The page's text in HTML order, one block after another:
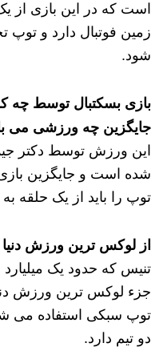
است که در این بازی از
زمین فوتبال دارد و
شود.
بازی بسکتبال توسط
جایگزین چه ورزشی می
این ورزش توسط دکتر
شده است و جایگزین
توپ را باید از یک حلقه به
از لوکس ترین ورزش دنیا
تنیس که حدود یک
جزء لوکس ترین ورزش
توپ سبکی استفاده می
دو تیم دارد.